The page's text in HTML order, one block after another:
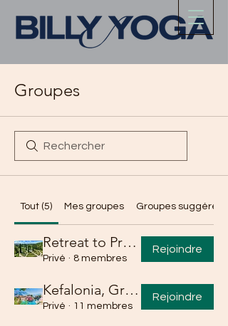
Groupes
Tout (5) Mes groupes Groupes suggérés
Retreat to Provence (Oct. 2024)
Privé · 8 membres
Rejoindre
Kefalonia, Greece Yoga Retreat Group
Privé · 11 membres
Rejoindre